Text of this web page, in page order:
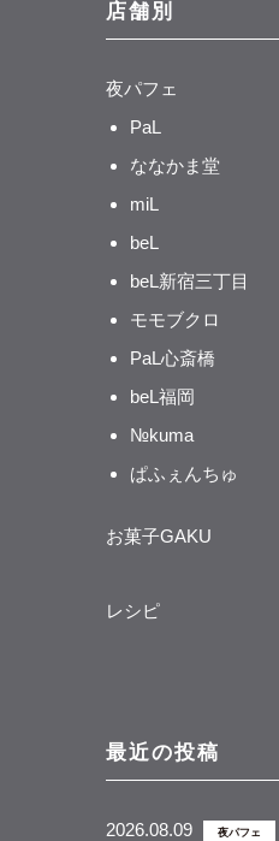
店舗別
夜パフェ
PaL
ななかま堂
miL
beL
beL新宿三丁目
モモブクロ
PaL心斎橋
beL福岡
№kuma
ぱふぇんちゅ
お菓子GAKU
レシピ
最近の投稿
2026.08.09 夜パフェ